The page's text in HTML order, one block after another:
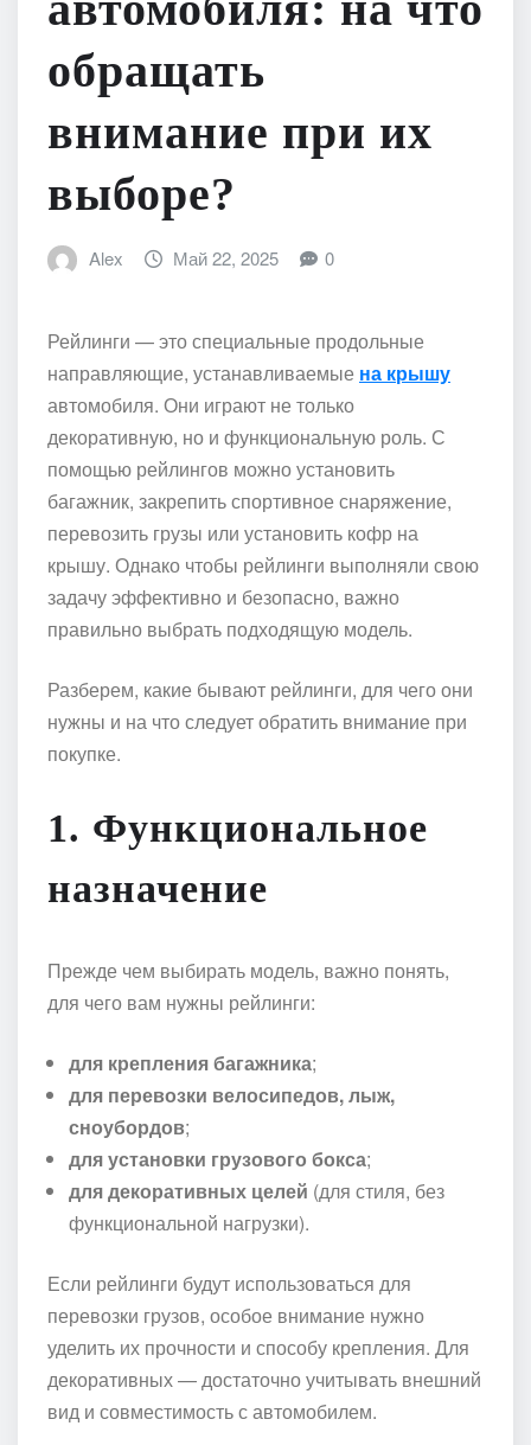
обращать
внимание при их
выборе?
Alex Май 22, 2025 0
Рейлинги — это специальные продольные
направляющие, устанавливаемые на крышу
автомобиля. Они играют не только
декоративную, но и функциональную роль. С
помощью рейлингов можно установить
багажник, закрепить спортивное снаряжение,
перевозить грузы или установить кофр на
крышу. Однако чтобы рейлинги выполняли свою
задачу эффективно и безопасно, важно
правильно выбрать подходящую модель.
Разберем, какие бывают рейлинги, для чего они
нужны и на что следует обратить внимание при
покупке.
1. Функциональное
назначение
Прежде чем выбирать модель, важно понять,
для чего вам нужны рейлинги:
для крепления багажника;
для перевозки велосипедов, лыж,
сноубордов;
для установки грузового бокса;
для декоративных целей (для стиля, без
функциональной нагрузки).
Если рейлинги будут использоваться для
перевозки грузов, особое внимание нужно
уделить их прочности и способу крепления. Для
декоративных — достаточно учитывать внешний
вид и совместимость с автомобилем.